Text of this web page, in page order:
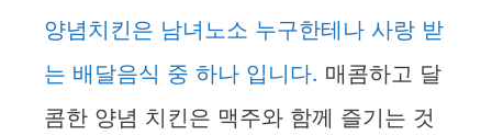
양념치킨은 남녀노소 누구한테나 사랑 받
는 배달음식 중 하나 입니다. 매콤하고 달
콤한 양념 치킨은 맥주와 함께 즐기는 것